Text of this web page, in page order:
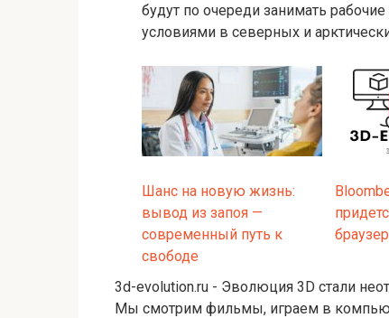
будут по очереди занимать
условиями в северных и
Шанс на новую жизнь:
вывод из запоя —
современный путь к
свободе
3d-evolution.ru - Эволюция 3D стали
Мы смотрим фильмы, играем в